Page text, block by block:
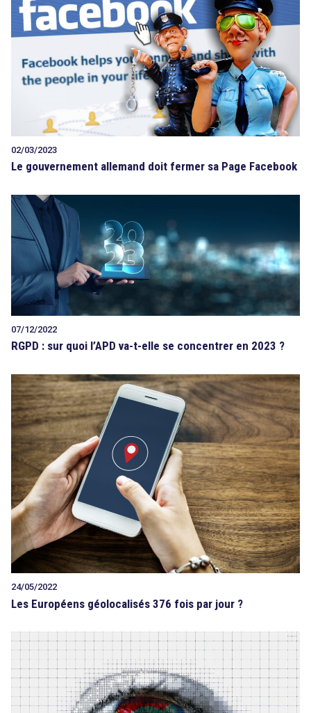
Tout sur le droit de l'innovation
Rechercher
CONTACT
02/03/2023
Le gouvernement allemand doit fermer sa Page Facebook
07/12/2022
RGPD : sur quoi l’APD va-t-elle se concentrer en 2023 ?
24/05/2022
Les Européens géolocalisés 376 fois par jour ?